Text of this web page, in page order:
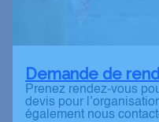
Demande de
Prenez rendez-vous
devis pour
également nous